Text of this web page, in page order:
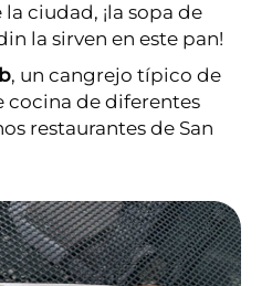
ciudad, ¡la sopa de
la sirven en este pan!
, un cangrejo típico de
cocina de diferentes
restaurantes de San